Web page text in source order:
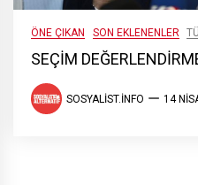
ÖNE ÇIKAN SON EKLENENLER
SEÇİM
SOSYALIST.INFO 14